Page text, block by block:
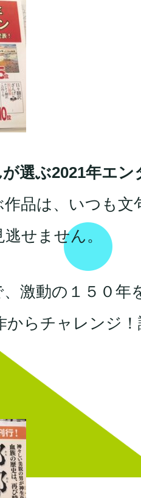
選ぶ2021年エン
品は、いつも
せません。
激動の１５０
からチャレンジ